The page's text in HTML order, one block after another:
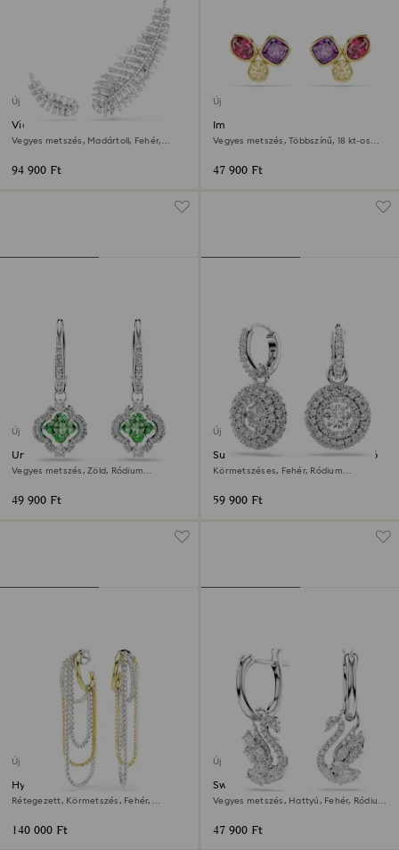
Új
Vienna fülbevalók
Vegyes metszés, Madártoll, Fehér,
94 900 Ft
Új
Imber bedugós fülbevaló
Vegyes metszés, Többszínű, 18 kt-os
47 900 Ft
Új
Una Angelic csepp alakú
fülbevaló
Vegyes metszés, Zöld, Ródium
49 900 Ft
Új
Sublima csepp alakú fülbevaló
Körmetszéses, Fehér, Ródium
59 900 Ft
Új
Hyperbola fülbevalók
Rétegezett, Körmetszés, Fehér,
140 000 Ft
Új
Swan csepp alakú fülbevaló
Vegyes metszés, Hattyú, Fehér, Ródium
47 900 Ft